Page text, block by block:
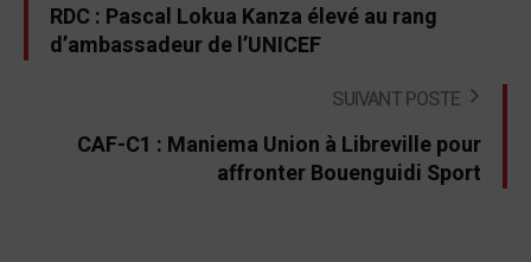
RDC : Pascal Lokua Kanza élevé au rang
d’ambassadeur de l’UNICEF
SUIVANT POSTE
CAF-C1 : Maniema Union à Libreville pour
affronter Bouenguidi Sport